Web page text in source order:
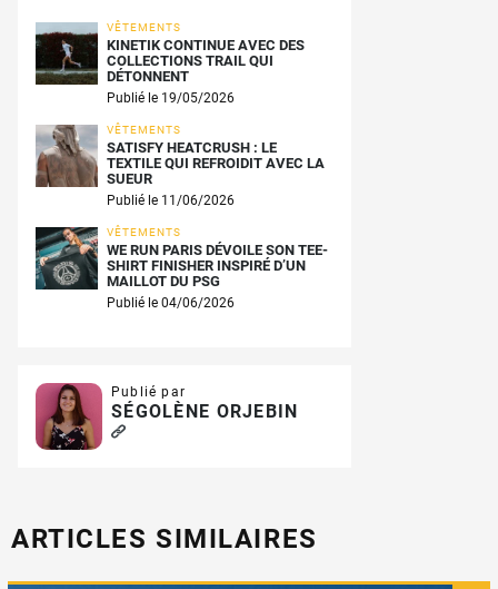
VÊTEMENTS
KINETIK CONTINUE AVEC DES
COLLECTIONS TRAIL QUI
DÉTONNENT
Publié le 19/05/2026
VÊTEMENTS
SATISFY HEATCRUSH : LE
TEXTILE QUI REFROIDIT AVEC LA
SUEUR
Publié le 11/06/2026
VÊTEMENTS
WE RUN PARIS DÉVOILE SON TEE-
SHIRT FINISHER INSPIRÉ D’UN
MAILLOT DU PSG
Publié le 04/06/2026
Publié par
SÉGOLÈNE ORJEBIN
ARTICLES SIMILAIRES